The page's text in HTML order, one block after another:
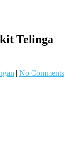
Telinga
| No Comments